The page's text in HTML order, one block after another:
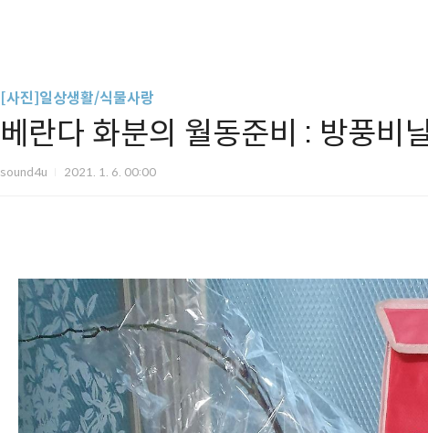
[사진]일상생활/식물사랑
베란다 화분의 월동준비 : 방풍비
sound4u 2021. 1. 6. 00:00